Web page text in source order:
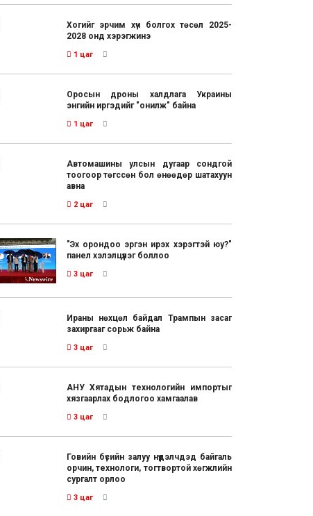
Хогийг эрчим хүч болгох төсөл 2025-
2028 онд хэрэгжинэ
1 цаг
Оросын дроны халдлага Украины
энгийн иргэдийг "онилж" байна
1 цаг
Автомашины улсын дугаар сондгой
тоогоор төгссөн бол өнөөдөр шатахуун
авна
2 цаг
"Эх орондоо эргэн ирэх хэрэгтэй юу?"
панел хэлэлцүүлэг боллоо
3 цаг
Ираны нөхцөл байдал Трампын засаг
захиргааг сорьж байна
3 цаг
АНУ Хятадын технологийн импортыг
хязгаарлах бодлогоо хамгаалав
3 цаг
Говийн бүсийн залуу нүүдэлчдэд байгаль
орчин, технологи, тогтвортой хөгжлийн
сургалт орлоо
3 цаг